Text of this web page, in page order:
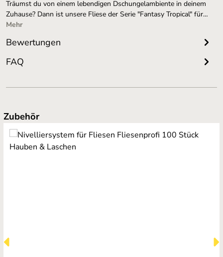
Träumst du von einem lebendigen Dschungelambiente in deinem
Zuhause? Dann ist unsere Fliese der Serie "Fantasy Tropical" für…
Mehr
Bewertungen
FAQ
Produktgalerie überspringen
Zubehör